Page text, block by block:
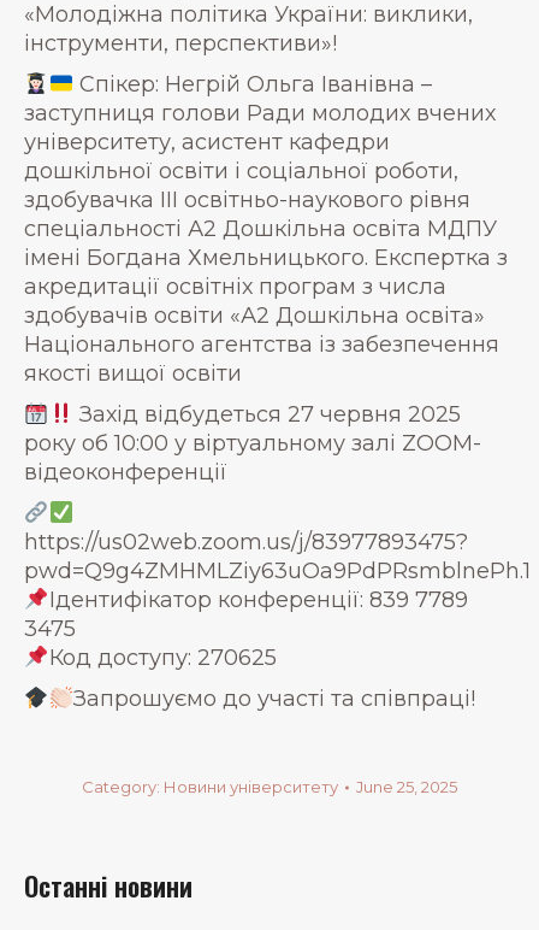
«Молодіжна політика України: виклики,
інструменти, перспективи»!
Спікер: Негрій Ольга Іванівна –
заступниця голови Ради молодих вчених
університету, асистент кафедри
дошкільної освіти і соціальної роботи,
здобувачка ІІІ освітньо-наукового рівня
спеціальності А2 Дошкільна освіта МДПУ
імені Богдана Хмельницького. Експертка з
акредитації освітніх програм з числа
здобувачів освіти «А2 Дошкільна освіта»
Національного агентства із забезпечення
якості вищої освіти
Захід відбудеться 27 червня 2025
року об 10:00 у віртуальному залі ZOOM-
відеоконференції
https://us02web.zoom.us/j/83977893475?
pwd=Q9g4ZMHMLZiy63uOa9PdPRsmblnePh.1
Ідентифікатор конференції: 839 7789
3475
Код доступу: 270625
Запрошуємо до участі та співпраці!
Category: Новини університету June 25, 2025
Останні новини